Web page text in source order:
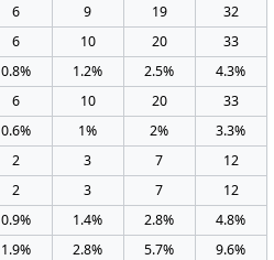
6 9 19 32
6 10 20
33
0.8%
1.2% 2.5% 4.3%
6 10 20
33
0.6%
1% 2%
3.3%
2 3 7
12
2 3 7
12
0.9% 1.4% 2.8%
4.8%
1.9% 2.8% 5.7%
9.6%